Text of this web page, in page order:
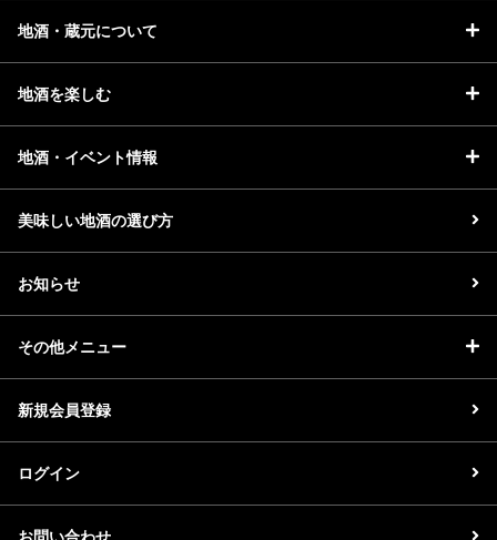
地酒・蔵元について
地酒を楽しむ
地酒・イベント情報
美味しい地酒の選び方
お知らせ
その他メニュー
新規会員登録
ログイン